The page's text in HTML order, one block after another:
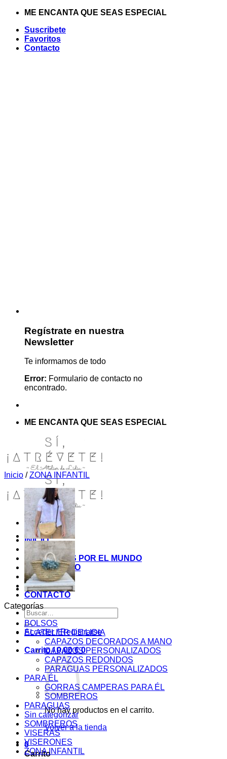
Saltar
contenido
ME ENCANTA QUE SEAS ESPECIAL
Suscribete
Favoritos
Contacto
Regístrate en nuestra
Newsletter
Te informamos de todo
Error: Formulario de contacto no
encontrado.
ME ENCANTA QUE SEAS ESPECIAL
INICIO
TIENDA
MIS COSITAS POR EL MUNDO
EL COMIENZO
BLOG
PAGOS
CONTACTO
Buscar
por:
Acceder / Registrarse
Carrito /0,00€ 0
No hay productos en el carrito.
Volver a la tienda
0
Carrito
Inicio / ZONA INFANTIL
Categorías
BOLSOS
EL ATELIER DE LIDIA
CAPAZOS DECORADOS A MANO
CAPAZOS PERSONALIZADOS
CAPAZOS REDONDOS
PARAGUAS PERSONALIZADOS
PARA ÉL
GORRAS CAMPERAS PARA ÉL
SOMBREROS
PARAGUAS
Sin categorizar
SOMBREROS
VISERAS
VISERONES
ZONA INFANTIL